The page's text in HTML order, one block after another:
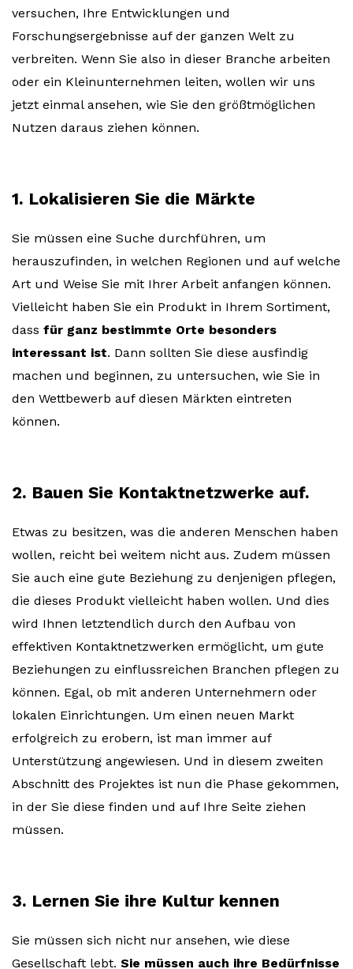
versuchen, Ihre Entwicklungen und
Forschungsergebnisse auf der ganzen Welt zu
verbreiten. Wenn Sie also in dieser Branche arbeiten
oder ein Kleinunternehmen leiten, wollen wir uns
jetzt einmal ansehen, wie Sie den größtmöglichen
Nutzen daraus ziehen können.
1. Lokalisieren Sie die Märkte
Sie müssen eine Suche durchführen, um
herauszufinden, in welchen Regionen und auf welche
Art und Weise Sie mit Ihrer Arbeit anfangen können.
Vielleicht haben Sie ein Produkt in Ihrem Sortiment,
dass für ganz bestimmte Orte besonders
interessant ist. Dann sollten Sie diese ausfindig
machen und beginnen, zu untersuchen, wie Sie in
den Wettbewerb auf diesen Märkten eintreten
können.
2. Bauen Sie Kontaktnetzwerke auf.
Etwas zu besitzen, was die anderen Menschen haben
wollen, reicht bei weitem nicht aus. Zudem müssen
Sie auch eine gute Beziehung zu denjenigen pflegen,
die dieses Produkt vielleicht haben wollen. Und dies
wird Ihnen letztendlich durch den Aufbau von
effektiven Kontaktnetzwerken ermöglicht, um gute
Beziehungen zu einflussreichen Branchen pflegen zu
können. Egal, ob mit anderen Unternehmern oder
lokalen Einrichtungen. Um einen neuen Markt
erfolgreich zu erobern, ist man immer auf
Unterstützung angewiesen. Und in diesem zweiten
Abschnitt des Projektes ist nun die Phase gekommen,
in der Sie diese finden und auf Ihre Seite ziehen
müssen.
3. Lernen Sie ihre Kultur kennen
Sie müssen sich nicht nur ansehen, wie diese
Gesellschaft lebt. Sie müssen auch ihre Bedürfnisse